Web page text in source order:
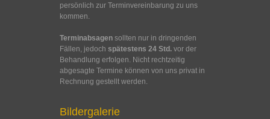
persönlich zur Terminvereinbarung zu uns
kommen.
Terminabsagen sollten nur in dringenden
Fällen, jedoch spätestens 24 Std. vor der
Behandlung erfolgen. Nicht rechtzeitig
abgesagte Termine können von uns privat in
Rechnung gestellt werden.
Bildergalerie